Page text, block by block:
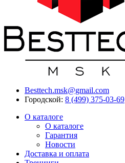
Besttech.msk@gmail.com
Городской: 8 (499) 375-03-69
О каталоге
О каталоге
Гарантия
Новости
Доставка и оплата